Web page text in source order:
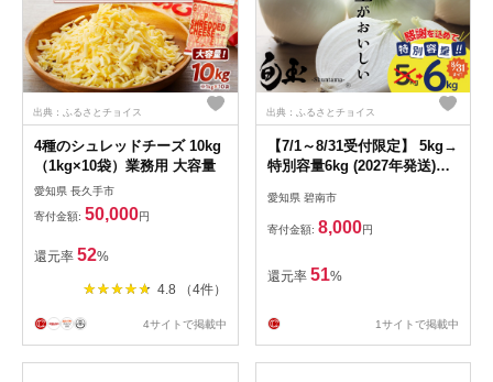
出典：ふるさとチョイス
4種のシュレッドチーズ 10kg
（1kg×10袋）業務用 大容量
愛知県 長久手市
寄付金額: 50,000円
還元率 52%
4.8 （4件）
4サイトで掲載中
出典：ふるさとチョイス
【7/1～8/31受付限定】 5kg→
特別容量6kg (2027年発送)
で紹介されました！≫ 新玉ね
ぎ 生がおいしい 神重農産の
ブランド玉ねぎ 玉ねぎ 国産
愛知県産 野菜 やさい 農家直
ぎ 先行予約 旬 特産 高評価
高リピート 人気 日本テレビ
H105-273
愛知県 碧南市
寄付金額: 8,000円
還元率 51%
1サイトで掲載中